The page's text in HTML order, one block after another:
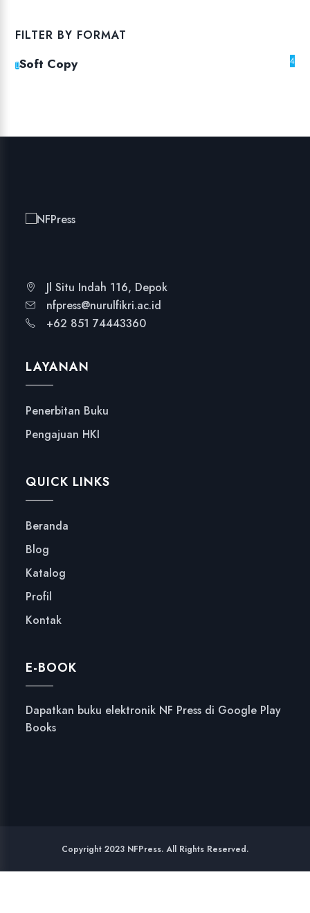
FILTER BY FORMAT
Soft Copy 4
Jl Situ Indah 116, Depok
nfpress@nurulfikri.ac.id
+62 851 74443360
LAYANAN
Penerbitan Buku
Pengajuan HKI
QUICK LINKS
Beranda
Blog
Katalog
Profil
Kontak
E-BOOK
Dapatkan buku elektronik NF Press di Google Play
Books
Copyright 2023 NFPress. All Rights Reserved.